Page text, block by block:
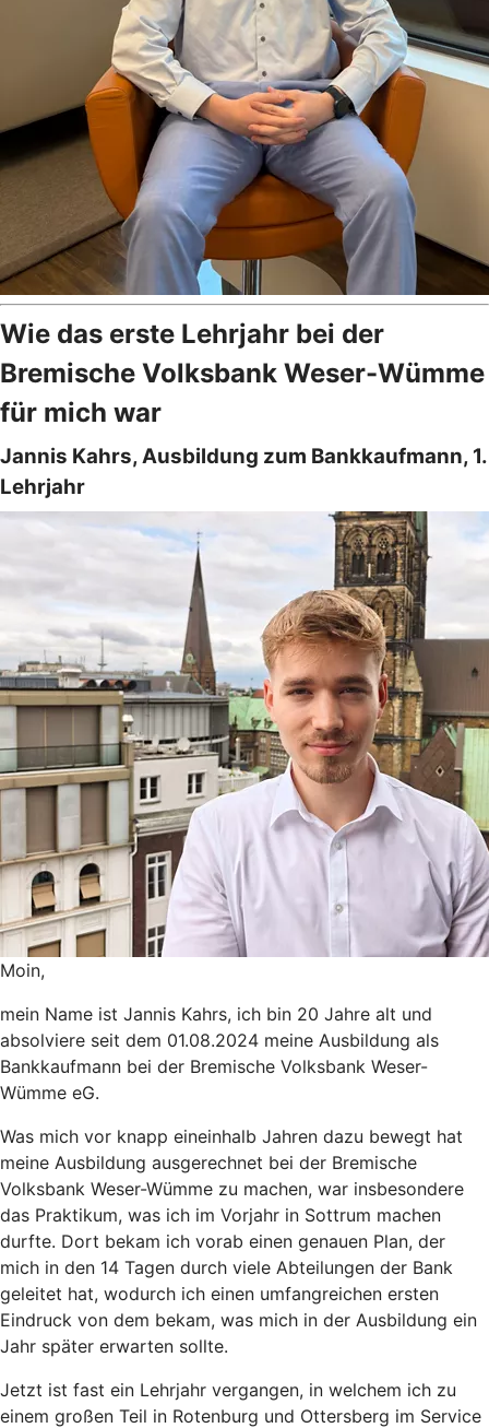
Wie das erste Lehrjahr bei der
Bremische Volksbank Weser-Wümme
für mich war
Jannis Kahrs, Ausbildung zum Bankkaufmann, 1.
Lehrjahr
Moin,
mein Name ist Jannis Kahrs, ich bin 20 Jahre alt und
absolviere seit dem 01.08.2024 meine Ausbildung als
Bankkaufmann bei der Bremische Volksbank Weser-
Wümme eG.
Was mich vor knapp eineinhalb Jahren dazu bewegt hat
meine Ausbildung ausgerechnet bei der Bremische
Volksbank Weser-Wümme zu machen, war insbesondere
das Praktikum, was ich im Vorjahr in Sottrum machen
durfte. Dort bekam ich vorab einen genauen Plan, der
mich in den 14 Tagen durch viele Abteilungen der Bank
geleitet hat, wodurch ich einen umfangreichen ersten
Eindruck von dem bekam, was mich in der Ausbildung ein
Jahr später erwarten sollte.
Jetzt ist fast ein Lehrjahr vergangen, in welchem ich zu
einem großen Teil in Rotenburg und Ottersberg im Service